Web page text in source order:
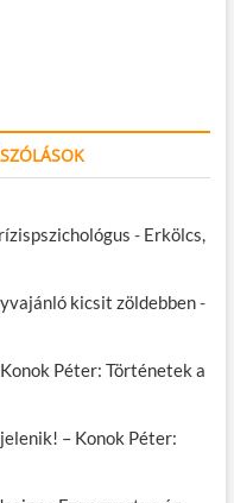
- Erkölcs,
kicsit zöldebben-
Péter: Történetek a
– Konok Péter: